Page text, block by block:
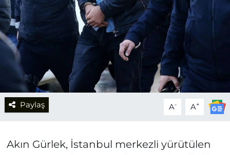
Paylaş A- A+
Akın Gürlek, İstanbul merkezli yürütülen